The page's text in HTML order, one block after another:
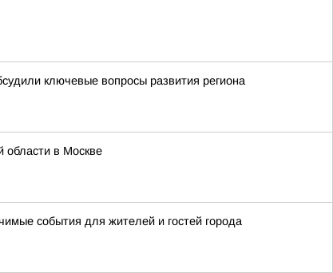
ключевые вопросы развития региона
области в Москве
события для жителей и гостей города